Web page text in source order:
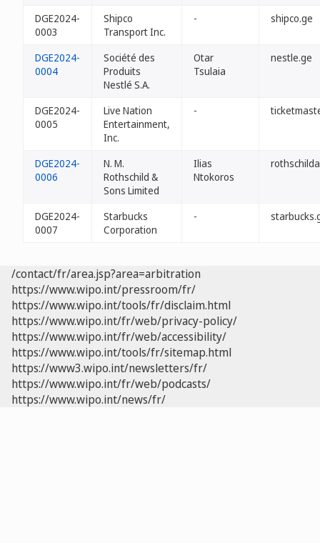
DGE2024-
0003
Shipco
Transport Inc.
- shipco.ge
DGE2024-
0004
Société des
Produits
Nestlé S.A.
Otar
Tsulaia
nestle.ge
DGE2024-
0005
Live Nation
Entertainment,
Inc.
-
DGE2024-
0006
N. M.
Rothschild &
Sons Limited
Ilias
Ntokoros
DGE2024-
0007
Starbucks
Corporation
-
/contact/fr/area.jsp?area=arbitration
https://www.wipo.int/pressroom/fr/
https://www.wipo.int/tools/fr/disclaim.html
https://www.wipo.int/fr/web/privacy-policy/
https://www.wipo.int/fr/web/accessibility/
https://www.wipo.int/tools/fr/sitemap.html
https://www3.wipo.int/newsletters/fr/
https://www.wipo.int/fr/web/podcasts/
https://www.wipo.int/news/fr/